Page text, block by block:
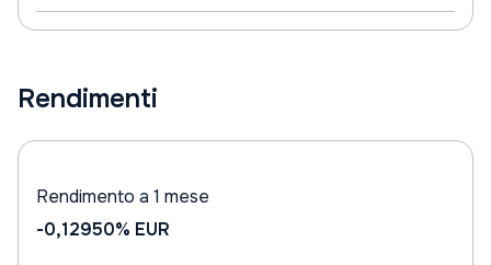
Rendimenti
Rendimento a 1 mese
-0,12950% EUR